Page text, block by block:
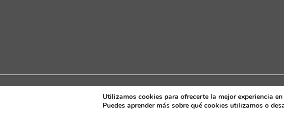
Política de Cookies|Política de Privacidad|Aviso Legal|Canal Ético
Utilizamos cookies para ofrecerte la mejor experiencia
Puedes aprender más sobre qué cookies utilizamos o